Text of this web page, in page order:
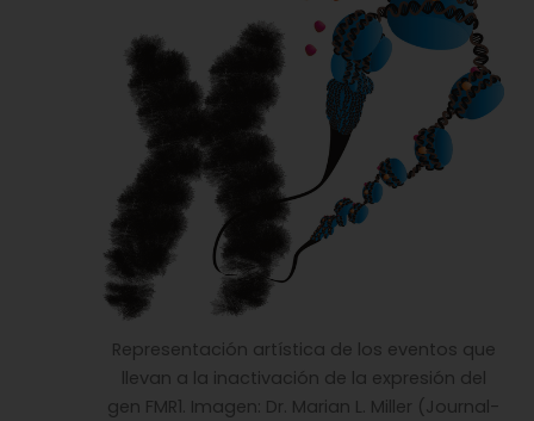
Representación artística de los eventos que
llevan a la inactivación de la expresión del
gen FMR1. Imagen: Dr. Marian L. Miller (Journal-